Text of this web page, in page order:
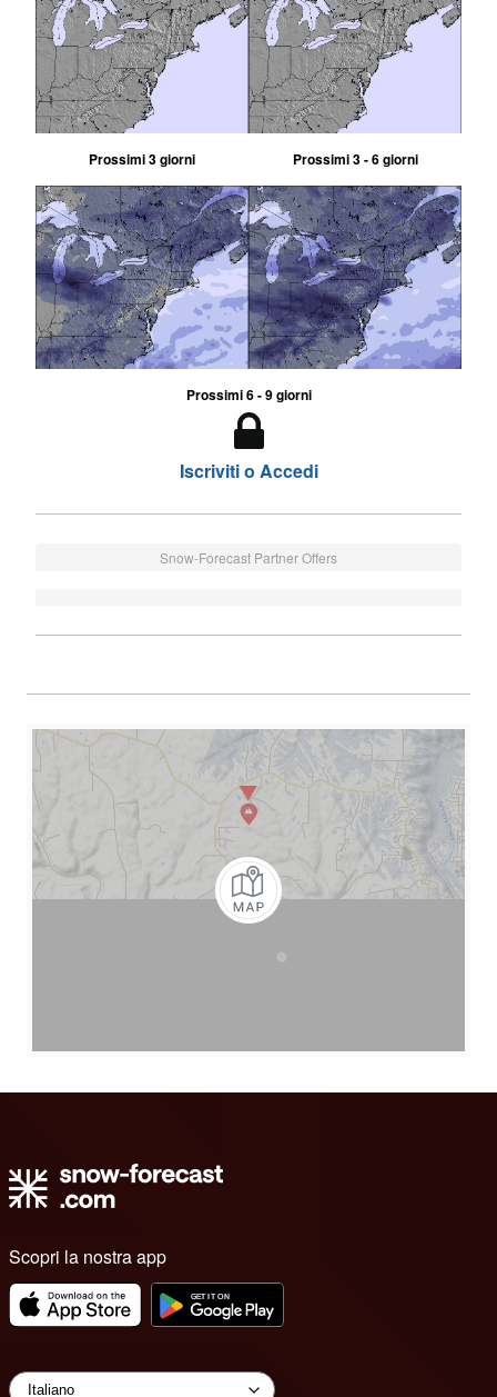
Prossimi 3 giorni Prossimi 3 - 6 giorni
Prossimi 6 - 9 giorni
Iscriviti o Accedi
Snow-Forecast Partner Offers
Scopri la nostra app